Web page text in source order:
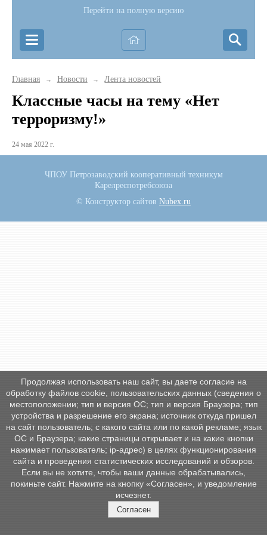
Перейти на полную версию
Главная → Новости → Лента новостей
Классные часы на тему «Нет
терроризму!»
24 мая 2022 г.
ЧПОУ Петрозаводский кооперативный техникум
Карелреспотребсоюза
© Конструктор сайтов Nubex.ru
Продолжая использовать наш сайт, вы даете согласие на
обработку файлов cookie, пользовательских данных (сведения о
местоположении; тип и версия ОС; тип и версия Браузера; тип
устройства и разрешение его экрана; источник откуда пришел
на сайт пользователь; с какого сайта или по какой рекламе; язык
ОС и Браузера; какие страницы открывает и на какие кнопки
нажимает пользователь; ip-адрес) в целях функционирования
сайта и проведения статистических исследований и обзоров.
Если вы не хотите, чтобы ваши данные обрабатывались,
покиньте сайт. Нажмите на кнопку «Согласен», и уведомление
исчезнет.
Согласен